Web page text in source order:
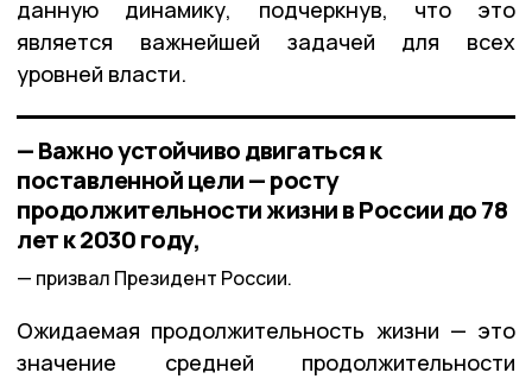
данную динамику, подчеркнув, что это
является важнейшей задачей для всех
уровней власти.
— Важно устойчиво двигаться к
поставленной цели — росту
продолжительности жизни в России до 78
лет к 2030 году,
призвал Президент России.
Ожидаемая продолжительность жизни — это
значение средней продолжительности